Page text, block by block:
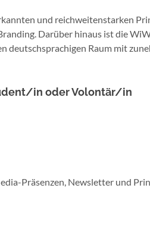
und reichweitenstarken
Darüber hinaus ist die
Raum mit
in oder Volontär/in
Präsenzen, Newsletter und